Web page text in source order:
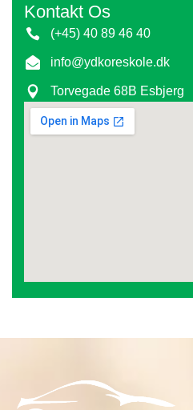
Kontakt Os
(+45) 40 89 46 40
info@ydkoreskole.dk
Torvegade 68B Esbjerg